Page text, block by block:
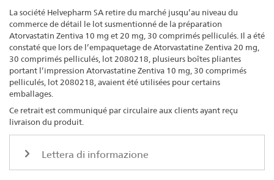
La société Helvepharm SA retire du marché jusqu’au niveau du
commerce de détail le lot susmentionné de la préparation
Atorvastatin Zentiva 10 mg et 20 mg, 30 comprimés pelliculés. Il a été
constaté que lors de l’empaquetage de Atorvastatine Zentiva 20 mg,
30 comprimés pelliculés, lot 2080218, plusieurs boîtes pliantes
portant l’impression Atorvastatine Zentiva 10 mg, 30 comprimés
pelliculés, lot 2080218, avaient été utilisées pour certains
emballages.
Ce retrait est communiqué par circulaire aux clients ayant reçu
livraison du produit.
Lettera di informazione